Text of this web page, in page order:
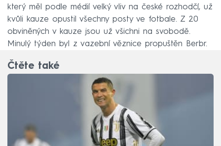
který měl podle médií velký vliv na české rozhodčí, už
kvůli kauze opustil všechny posty ve fotbale. Z 20
obviněných v kauze jsou už všichni na svobodě.
Minulý týden byl z vazební věznice propuštěn Berbr.
Čtěte také